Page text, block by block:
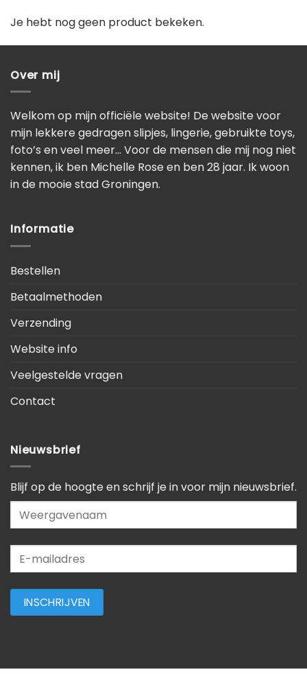
Je hebt nog geen product bekeken.
Over mij
Welkom op mijn officiële website! De website voor
mijn lekkere gedragen slipjes, lingerie, gebruikte toys,
foto’s en veel meer… Voor de mensen die mij nog niet
kennen, ik ben Michelle Rose en ben 28 jaar. Ik woon
in de mooie stad Groningen.
Informatie
Bestellen
Betaalmethoden
Verzending
Website info
Veelgestelde vragen
Contact
Nieuwsbrief
Blijf op de hoogte en schrijf je in voor mijn nieuwsbrief.